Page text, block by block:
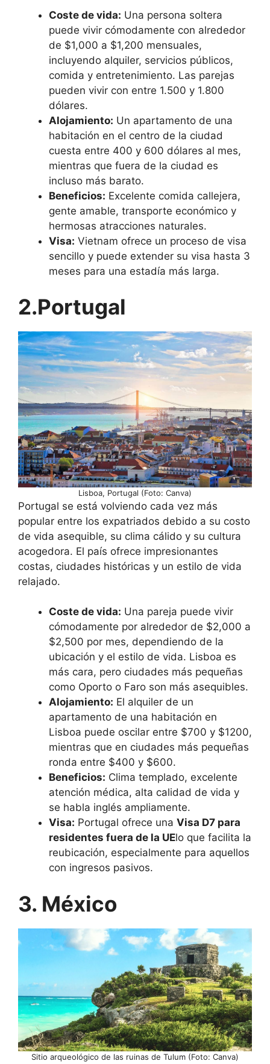
Coste de vida: Una persona soltera
puede vivir cómodamente con alrededor
de $1,000 a $1,200 mensuales,
incluyendo alquiler, servicios públicos,
comida y entretenimiento. Las parejas
pueden vivir con entre 1.500 y 1.800
dólares.
Alojamiento: Un apartamento de una
habitación en el centro de la ciudad
cuesta entre 400 y 600 dólares al mes,
mientras que fuera de la ciudad es
incluso más barato.
Beneficios: Excelente comida callejera,
gente amable, transporte económico y
hermosas atracciones naturales.
Visa: Vietnam ofrece un proceso de visa
sencillo y puede extender su visa hasta 3
meses para una estadía más larga.
2.Portugal
Lisboa, Portugal (Foto: Canva)
Portugal se está volviendo cada vez más
popular entre los expatriados debido a su costo
de vida asequible, su clima cálido y su cultura
acogedora. El país ofrece impresionantes
costas, ciudades históricas y un estilo de vida
relajado.
Coste de vida: Una pareja puede vivir
cómodamente por alrededor de $2,000 a
$2,500 por mes, dependiendo de la
ubicación y el estilo de vida. Lisboa es
más cara, pero ciudades más pequeñas
como Oporto o Faro son más asequibles.
Alojamiento: El alquiler de un
apartamento de una habitación en
Lisboa puede oscilar entre $700 y $1200,
mientras que en ciudades más pequeñas
ronda entre $400 y $600.
Beneficios: Clima templado, excelente
atención médica, alta calidad de vida y
se habla inglés ampliamente.
Visa: Portugal ofrece una Visa D7 para
residentes fuera de la UElo que facilita la
reubicación, especialmente para aquellos
con ingresos pasivos.
3. México
Sitio arqueológico de las ruinas de Tulum (Foto: Canva)